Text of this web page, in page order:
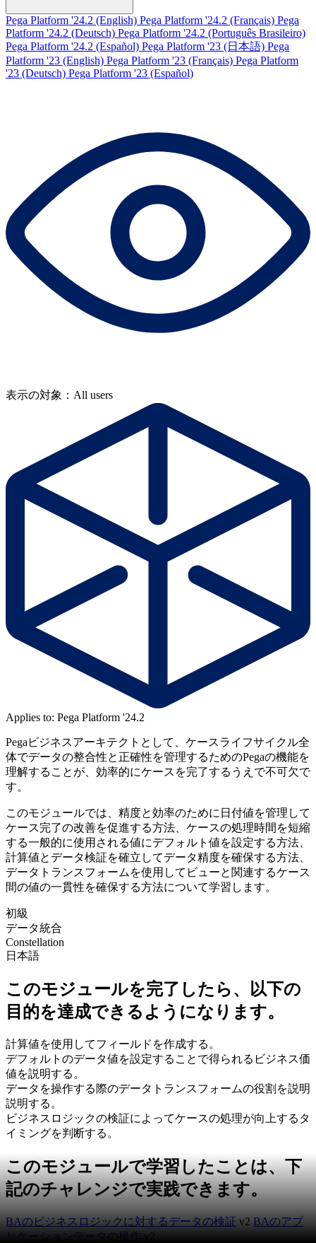
Pega Platform '24.2 (English) Pega Platform '24.2 (Français) Pega
Platform '24.2 (Deutsch) Pega Platform '24.2 (Português Brasileiro)
Pega Platform '24.2 (Español) Pega Platform '23 (日本語) Pega
Platform '23 (English) Pega Platform '23 (Français) Pega Platform
'23 (Deutsch) Pega Platform '23 (Español)
表示の対象：All users
Applies to: Pega Platform '24.2
Pegaビジネスアーキテクトとして、ケースライフサイクル全
体でデータの整合性と正確性を管理するためのPegaの機能を
理解することが、効率的にケースを完了するうえで不可欠で
す。
このモジュールでは、精度と効率のために日付値を管理して
ケース完了の改善を促進する方法、ケースの処理時間を短縮
する一般的に使用される値にデフォルト値を設定する方法、
計算値とデータ検証を確立してデータ精度を確保する方法、
データトランスフォームを使用してビューと関連するケース
間の値の一貫性を確保する方法について学習します。
初級
データ統合
Constellation
日本語
このモジュールを完了したら、以下の
目的を達成できるようになります。
計算値を使用してフィールドを作成する。
デフォルトのデータ値を設定することで得られるビジネス価
値を説明する。
データを操作する際のデータトランスフォームの役割を説明
説明する。
ビジネスロジックの検証によってケースの処理が向上するタ
イミングを判断する。
このモジュールで学習したことは、下
記のチャレンジで実践できます。
BAのビジネスロジックに対するデータの検証 v2 BAのアプ
リケーションデータの操作 v2